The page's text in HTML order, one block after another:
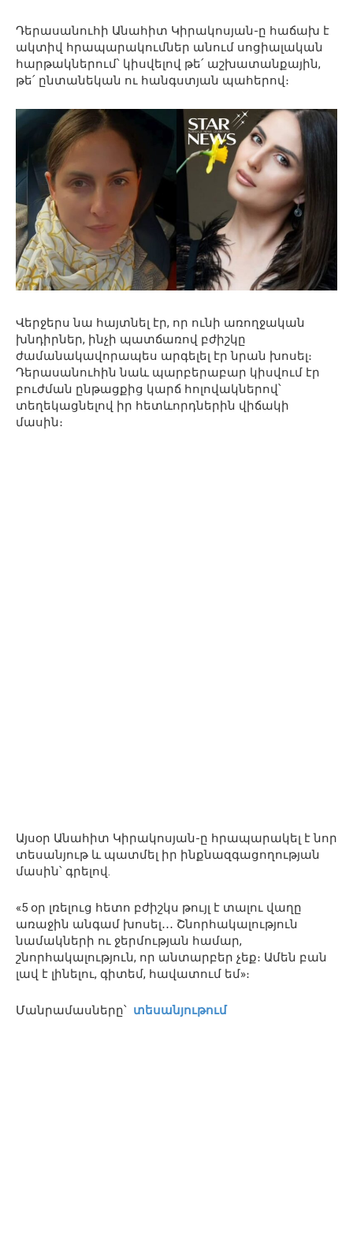
Դերասանուհի Անահիտ Կիրակոսյան-ը հաճախ է
ակտիվ հրապարակումներ անում սոցիալական
հարթակներում՝ կիսվելով թե՛ աշխատանքային,
թե՛ ընտանեկան ու հանգստյան պահերով։
Վերջերս նա հայտնել էր, որ ունի առողջական
խնդիրներ, ինչի պատճառով բժիշկը
ժամանակավորապես արգելել էր նրան խոսել։
Դերասանուհին նաև պարբերաբար կիսվում էր
բուժման ընթացքից կարճ հոլովակներով՝
տեղեկացնելով իր հետևորդներին վիճակի
մասին։
Այսօր Անահիտ Կիրակոսյան-ը հրապարակել է նոր
տեսանյութ և պատմել իր ինքնազգացողության
մասին՝ գրելով.
«5 օր լռելուց հետո բժիշկս թույլ է տալու վաղը
առաջին անգամ խոսել․․․ Շնորհակալություն
նամակների ու ջերմության համար,
շնորհակալություն, որ անտարբեր չեք։ Ամեն բան
լավ է լինելու, գիտեմ, հավատում եմ»։
Մանրամասները՝ տեսանյութում